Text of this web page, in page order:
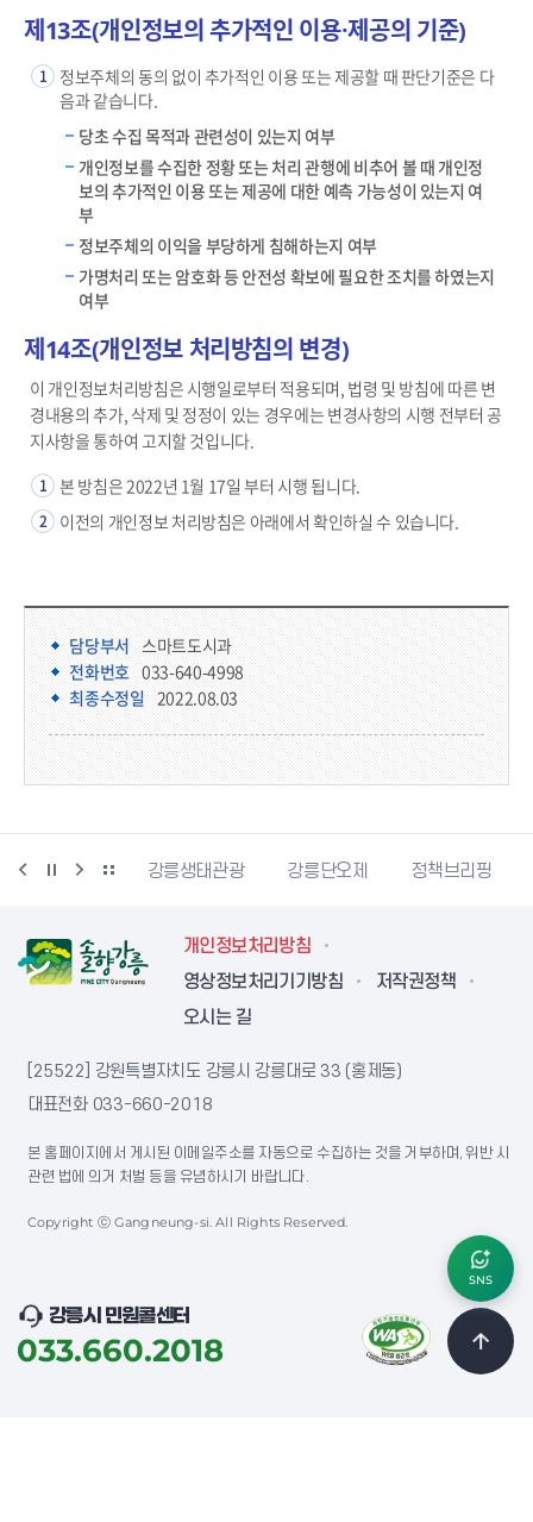
제13조(개인정보의 추가적인 이용·제공의 기준)
1
정보주체의 동의 없이 추가적인 이용 또는 제공할 때 판단기준은 다
음과 같습니다.
당초 수집 목적과 관련성이 있는지 여부
개인정보를 수집한 정황 또는 처리 관행에 비추어 볼 때 개인정
보의 추가적인 이용 또는 제공에 대한 예측 가능성이 있는지 여
부
정보주체의 이익을 부당하게 침해하는지 여부
가명처리 또는 암호화 등 안전성 확보에 필요한 조치를 하였는지
여부
제14조(개인정보 처리방침의 변경)
이 개인정보처리방침은 시행일로부터 적용되며, 법령 및 방침에 따른 변
경내용의 추가, 삭제 및 정정이 있는 경우에는 변경사항의 시행 전부터 공
지사항을 통하여 고지할 것입니다.
1 본 방침은 2022년 1월 17일 부터 시행 됩니다.
2 이전의 개인정보 처리방침은 아래에서 확인하실 수 있습니다.
담당부서 정보
담당부서 스마트도시과
전화번호 033-640-4998
최종수정일 2022.08.03
동물사랑센터 강릉생태관광 강릉단오제 정책브리핑
개인정보처리방침
영상정보처리기기방침
저작권정책
오시는 길
[25522] 강원특별자치도 강릉시 강릉대로 33 (홍제동)
대표전화 033-660-2018
본 홈페이지에서 게시된 이메일주소를 자동으로 수집하는 것을 거부하며, 위반 시
관련 법에 의거 처벌 등을 유념하시기 바랍니다.
Copyright ⓒ Gangneung-si. All Rights Reserved.
강릉시 민원콜센터
033.660.2018
SNS